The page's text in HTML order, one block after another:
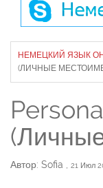
НЕМЕЦКИЙ ЯЗЫК
(ЛИЧНЫЕ
Автор: Sofia , 21 Июл